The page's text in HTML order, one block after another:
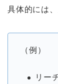
具体的には
（例）
リー